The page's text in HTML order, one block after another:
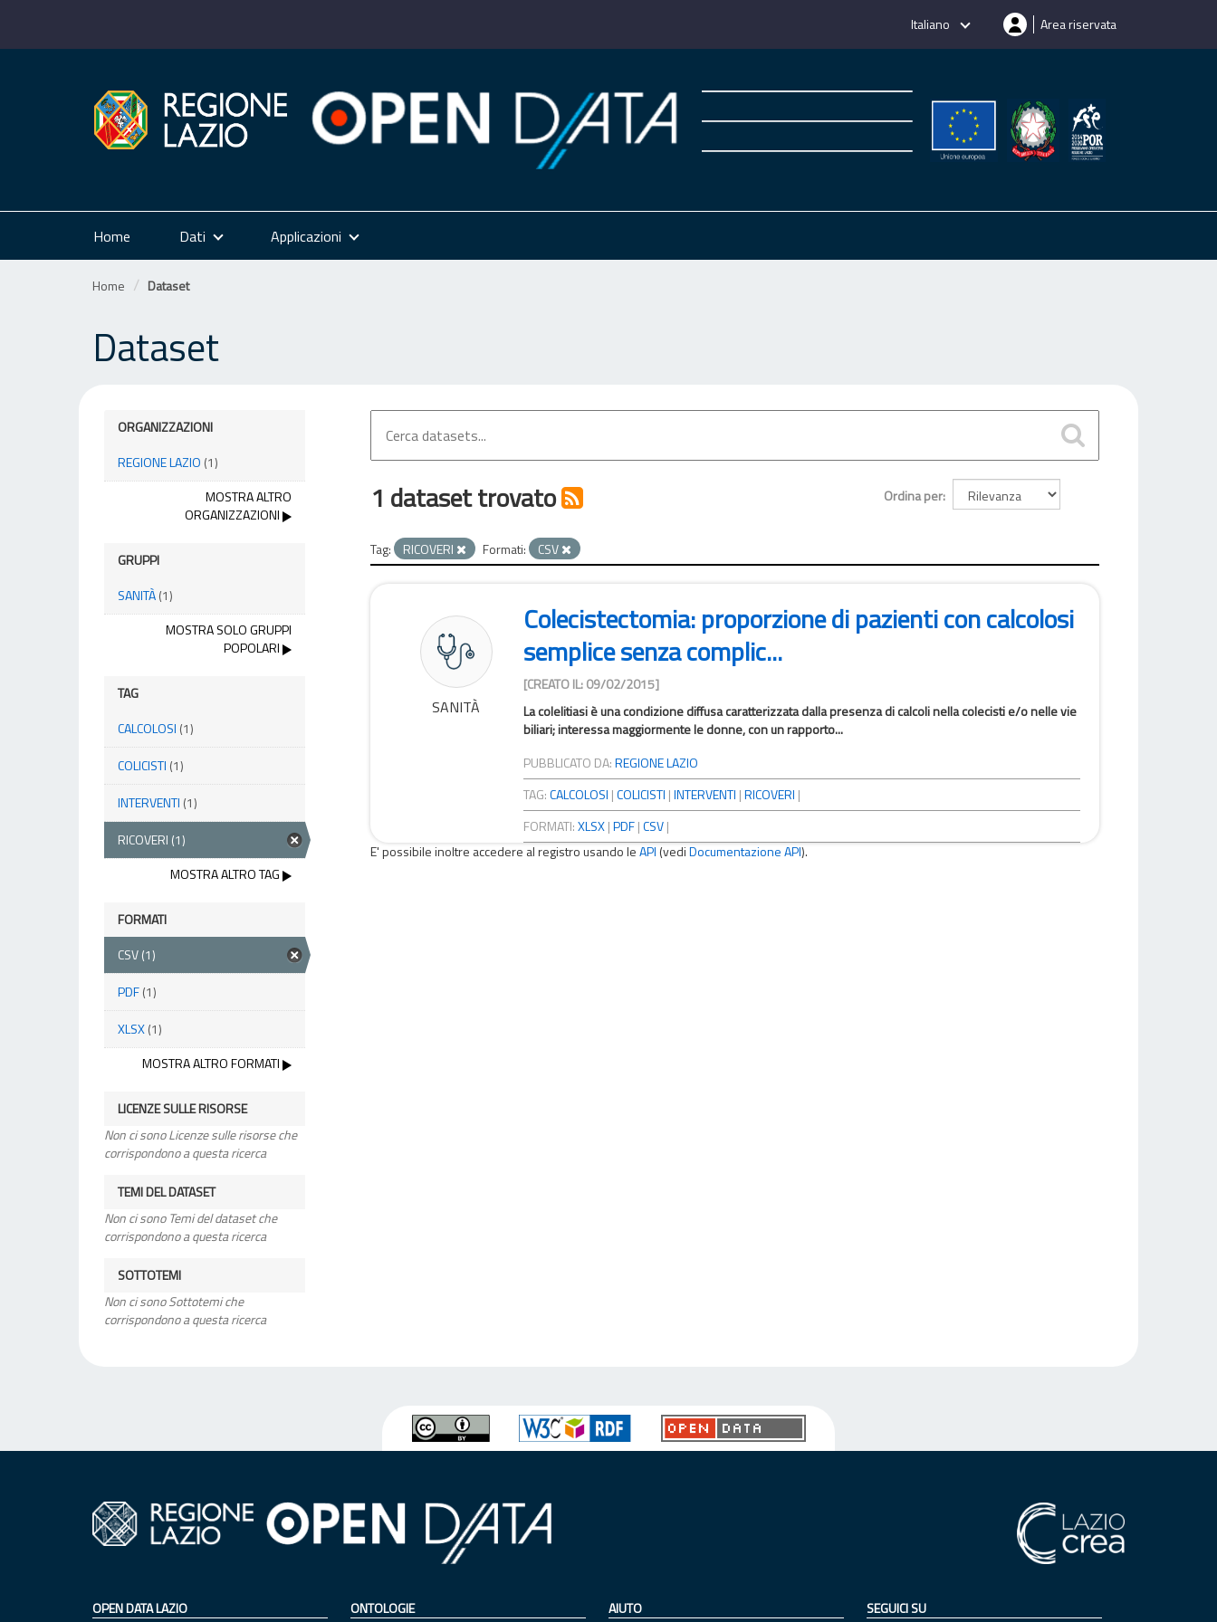
Italiano Area riservata
Home Dati Applicazioni
Home Dataset
Dataset
ORGANIZZAZIONI
REGIONE LAZIO (1)
MOSTRA ALTRO
ORGANIZZAZIONI
GRUPPI
SANITÀ(1)
MOSTRA SOLO GRUPPI
POPOLARI
TAG
CALCOLOSI (1)
COLICISTI (1)
INTERVENTI (1)
RICOVERI (1)
MOSTRA ALTRO TAG
FORMATI
CSV(1)
PDF(1)
XLSX(1)
MOSTRA ALTRO FORMATI
LICENZE SULLE RISORSE
Non ci sono Licenze sulle risorse che
corrispondono a questa ricerca
TEMI DEL DATASET
Non ci sono Temi del dataset che
corrispondono a questa ricerca
SOTTOTEMI
Non ci sono Sottotemi che
corrispondono a questa ricerca
Ordina per
1 dataset trovato
Tag: RICOVERI Formati: CSV
SANITÀ
Colecistectomia: proporzione di pazienti con calcolosi
semplice senza complic...
[CREATO IL: 09/02/2015]
La colelitiasi è una condizione diffusa caratterizzata dalla presenza di calcoli nella colecisti e/o nelle vie
biliari; interessa maggiormente le donne, con un rapporto...
PUBBLICATO DA:REGIONE LAZIO
TAG:CALCOLOSI |COLICISTI |INTERVENTI |RICOVERI |
FORMATI:XLSX |PDF |CSV |
E' possibile inoltre accedere al registro usando leAPI (vediDocumentazione API).
OPEN DATA LAZIO ONTOLOGIE AIUTO SEGUICI SU